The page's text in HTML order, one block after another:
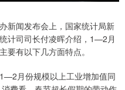
闻发布会上，国家统计局新
计司司长付凌晖介绍，1—2月
要有以下几方面特点。
月份规模以上工业增加值同